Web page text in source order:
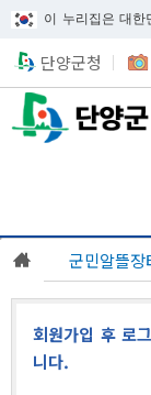
이 누리집은 대한
단양군청
군민알뜰장
회원가입 후 로
니다.